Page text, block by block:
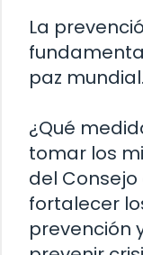
La
paz mundial.
¿Qué
tomar los
del
fortalecer
prevención